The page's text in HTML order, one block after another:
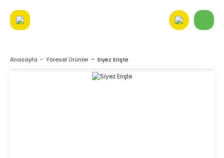
Anasayfa Yöresel Ürünler Siyez Erişte